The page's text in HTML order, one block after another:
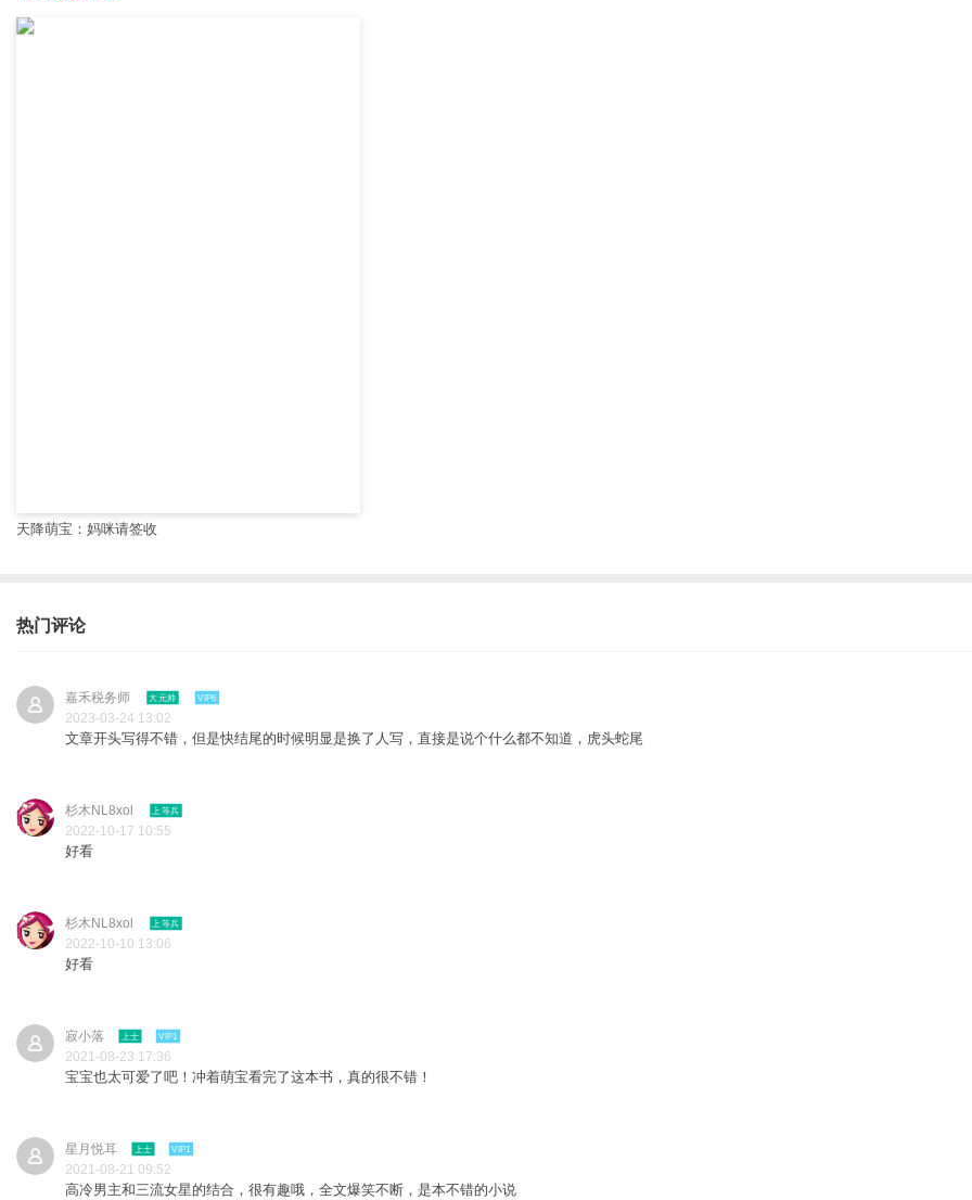
天降萌宝：妈咪请签收
热门评论
嘉禾税务师 大元帅 VIP6
2023-03-24 13:02
文章开头写得不错，但是快结尾的时候明显是换了人写，直接是说个什么都不知道，虎头蛇尾
杉木NL8xol 上等兵
2022-10-17 10:55
好看
杉木NL8xol 上等兵
2022-10-10 13:06
好看
寂小落 上士 VIP1
2021-08-23 17:36
宝宝也太可爱了吧！冲着萌宝看完了这本书，真的很不错！
星月悦耳 上士 VIP1
2021-08-21 09:52
高冷男主和三流女星的结合，很有趣哦，全文爆笑不断，是本不错的小说